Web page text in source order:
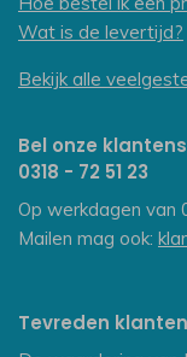
Wat is de levertijd?
Bekijk alle
Bel onze
0318 - 72 51 23
Op werkdagen van
Mailen mag ook:
Tevreden klanten